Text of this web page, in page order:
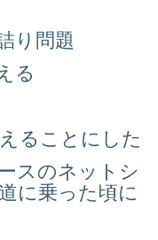
り問題
る
ることにした
スのネットシ
に乗った頃に